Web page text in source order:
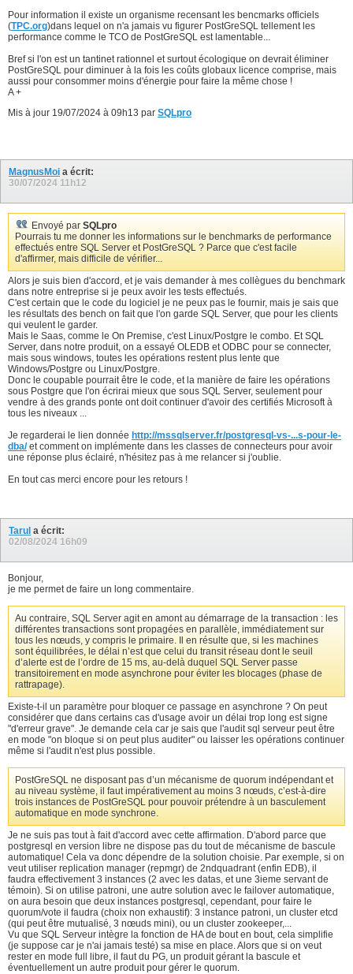
28
29
30
32
33
34
35
37
42
43
44
47
48
49
50
51
52
53
54
55
56
57
58
59
60
61
62
63
64
65
66
67
68
max_parallel_workers = '72';
ALTER SYSTEM SET
max_parallel_maintenance_workers = '4';
SELECT pg_reload_conf();
CREATE TABLE T (K INT GENERATED BY DEFAULT AS IDENTITY
	           DATA   VARCHAR(32))
('Tribui autem sed ego memineram m'),
('hi in mihi credo si pueris pueri'),
('i autem Catone pueris aut nec mo'),
('tem omittam videris modo fuit se'),
(',t pueris tribui recte non quide'),
('lle et quantum facis quantum Fan'),
('i spectato ut credo recte recte '),
('lle filii recte mihi nec omittam'),
('Cato modo Catone tulit sed fuit '),
('uod quidem quod ille sed in aut '),
('ostulo nec credo mihi perfecto u');
INSERT INTO T (DATA)
SELECT SUBSTRING(CONCAT(SUBSTRING(T1.DATA, 1,
	                    REVERSE(SUBSTRING(REVERSE(T2.DATA), 1, CAST((RANDOM() * 32) AS INT)))), 1, 32)
FROM   T AS T1
       CROSS JOIN T AS T2
ORDER BY RANDOM() OFFSET 0 ROW FETCH NEXT 4000000 ROWS
--> Query returned successfully in 87 msec
INSERT INTO T (DATA)
SELECT SUBSTRING(CONCAT(SUBSTRING(T1.DATA, 1,
	                    REVERSE(SUBSTRING(REVERSE(T2.DATA), 1, CAST((RANDOM() * 32) AS INT)))), 1, 32)
FROM   T AS T1
       CROSS JOIN T AS T2
ORDER BY RANDOM() OFFSET 0 ROW FETCH NEXT 4000000 ROWS
--> Query returned successfully in 412 msec.
Pour information il existe un organisme recensant les bencmarks officiels
(TPC.org)dans lequel on n'a jamais vu figurer PostGreSQL tellement les
performance comme le TCO de PostGreSQL est lamentable...
Bref si l'on est un tantinet rationnel et surtout écologique on devrait éliminer
PostGreSQL pour diminuer à la fois les coûts globaux licence comprise, mais
aussi pour consommer moins d'énergie pour faire la même chose !
A +
Mis à jour 19/07/2024 à 09h13 par SQLpro
MagnusMoi a écrit:
30/07/2024 11h12
Envoyé par SQLpro
Pourrais tu me donner les informations sur le benchmarks de performance
effectués entre SQL Server et PostGreSQL ? Parce que c'est facile
d'affirmer, mais difficile de vérifier...
Alors je suis bien d'accord, et je vais demander à mes collègues du benchmark
dans notre entreprise si je peux avoir les tests effectués.
C'est certain que le code du logiciel je ne peux pas le fournir, mais je sais que
les résultats des bench on fait que l'on garde SQL Server, que pour les clients
qui veulent le garder.
Mais le Saas, comme le On Premise, c'est Linux/Postgre le combo. Et SQL
Server, dans notre produit, on a essayé OLEDB et ODBC pour se connecter,
mais sous windows, toutes les opérations restent plus lente que
Windows/Postgre ou Linux/Postgre.
Donc le coupable pourrait être le code, et la manière de faire les opérations
sous Postgre que l'on écrirai mieux que sous SQL Server, seulement pour
vendre à des grands ponte ont doit continuer d'avoir des certifiés Microsoft à
tous les niveaux ...
Je regarderai le lien donnée http://mssqlserver.fr/postgresql-vs-...s-pour-le-
dba/et comment on implémente dans les classes de connecteurs pour avoir
une réponse plus éclairé, n'hésitez pas à me relancer si j'oublie.
En tout cas merci encore pour les retours !
Tarul a écrit:
02/08/2024 16h09
Bonjour,
je me permet de faire un long commentaire.
Au contraire, SQL Server agit en amont au démarrage de la transaction : les
différentes transactions sont propagées en parallèle, immédiatement sur
tous les nœuds, y compris le primaire. Il en résulte que, si les machines
sont équilibrées, le délai n’est que celui du transit réseau dont le seuil
d’alerte est de l’ordre de 15 ms, au-delà duquel SQL Server passe
transitoirement en mode asynchrone pour éviter les blocages (phase de
rattrapage).
Existe-t-il un paramètre pour bloquer ce passage en asynchrone ? On peut
considérer que dans certains cas d'usage avoir un délai trop long est signe
"d'erreur grave". Je demande cela car je sais que l'audit sql serveur peut être
en mode "on bloque si on peut plus auditer" ou laisser les opérations continuer
même si l'audit n'est plus possible.
PostGreSQL ne disposant pas d’un mécanisme de quorum indépendant et
au niveau système, il faut impérativement au moins 3 nœuds, c’est-à-dire
trois instances de PostGreSQL pour pouvoir prétendre à un basculement
automatique en mode synchrone.
Je ne suis pas tout à fait d'accord avec cette affirmation. D'abord parce que
postgresql en version libre ne dispose pas du tout de mécanisme de bascule
automatique! Cela va donc dépendre de la solution choisie. Par exemple, si on
veut utiliser replication manager (repmgr) de 2ndquadrant (enfin EDB), il
faudra effectivement 3 instances (2 avec les datas, et une 3ieme servant de
témoin). Si on utilise patroni, une autre solution avec le failover automatique,
on aura besoin que deux instances postgresql, cependant, pour faire le
quorum/vote il faudra (choix non exhaustif): 3 instance patroni, un cluster etcd
(qui peut être mutualisé, 3 nœuds mini), ou un cluster zookeeper,...
Vu que SQL Serveur intègre la fonction de HA de bout en bout, cela simplifie
(je suppose car je n'ai jamais testé) sa mise en place. Alors que si on veut
rester en mode full libre, il faut du PG, un produit gérant la bascule et
éventuellement un autre produit pour gérer le quorum.